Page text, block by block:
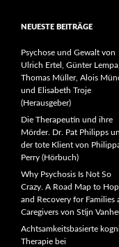
NEUESTE BEITRÄGE
Psychose und Gewalt von
Ulrich Ertel, Günter Lempa,
Thomas Müller, Alois
und Elisabeth Troje
(Herausgeber)
Die Therapeutin und ihre
Mörder. Dr. Pat Philipps
der tote Klient von
Perry (Hörbuch)
Why Psychosis Is Not So
Crazy. A Road Map to
and Recovery for Families
Caregivers von Stijn
Achtsamkeitsbasierte
Therapie bei